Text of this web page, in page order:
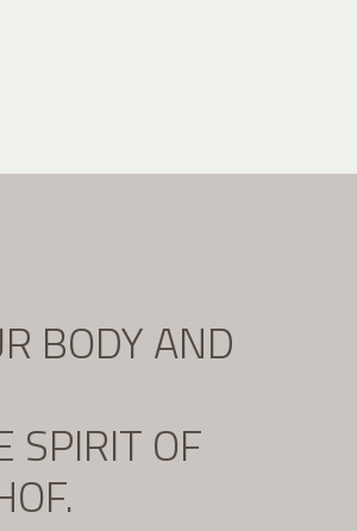
BODY AND
SPIRIT OF